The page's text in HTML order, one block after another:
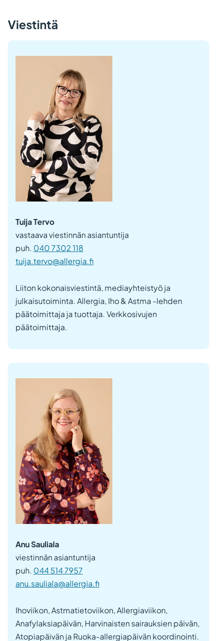
Viestintä
Tuija Tervo
vastaava viestinnän asiantuntija
puh. 040 7302 118
tuija.tervo@allergia.fi
Liiton kokonaisviestintä, mediayhteistyö ja
julkaisutoiminta. Allergia, Iho & Astma -lehden
päätoimittaja ja tuottaja. Verkkosivujen
päätoimittaja.
Anu Sauliala
viestinnän asiantuntija
puh. 044 514 7957
anu.sauliala@allergia.fi
Ihoviikon, Astmatietoviikon, Allergiaviikon,
Anafylaksiapäivän, Harvinaisten sairauksien päivän,
Atopiapäivän ja Ruoka-allergiapäivän koordinointi.